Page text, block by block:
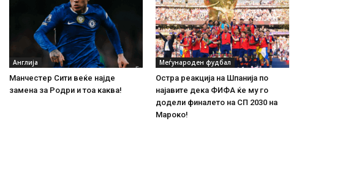
Англија
Манчестер Сити веќе најде
замена за Родри и тоа каква!
Меѓународен фудбал
Остра реакција на Шпанија по
најавите дека ФИФА ќе му го
додели финалето на СП 2030 на
Мароко!